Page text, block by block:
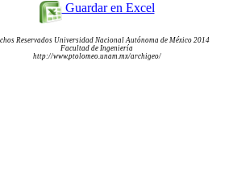
Guardar en Excel
Reservados Universidad Nacional Autónoma de México 2014
Facultad de Ingeniería
http://www.ptolomeo.unam.mx/archigeo/